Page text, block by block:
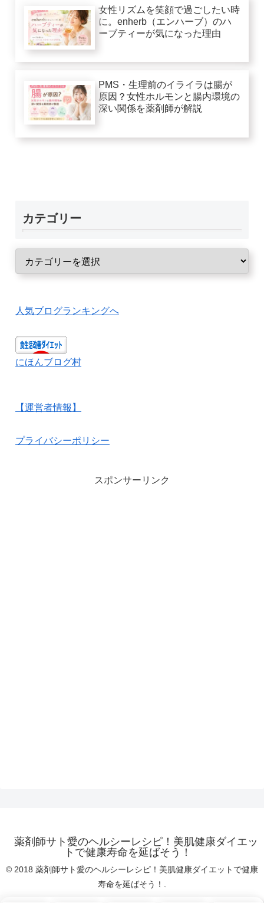
女性リズムを笑顔で過ごしたい時
に。enherb（エンハーブ）のハ
ーブティーが気になった理由
PMS・生理前のイライラは腸が
原因？女性ホルモンと腸内環境の
深い関係を薬剤師が解説
カテゴリー
人気ブログランキングへ
にほんブログ村
【運営者情報】
プライバシーポリシー
スポンサーリンク
薬剤師サト愛のヘルシーレシピ！美肌健康ダイエッ
トで健康寿命を延ばそう！
© 2018 薬剤師サト愛のヘルシーレシピ！美肌健康ダイエットで健康
寿命を延ばそう！.